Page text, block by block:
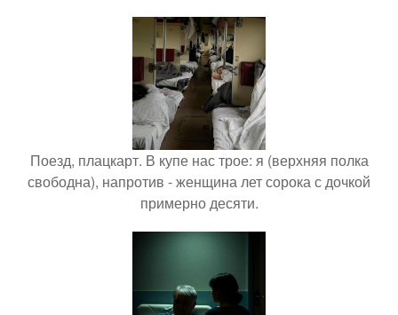
Поезд, плацкарт. В купе нас трое: я (верхняя полка
свободна), напротив - женщина лет сорока с дочкой
примерно десяти.